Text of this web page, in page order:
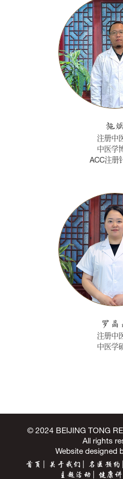
施
注册中
中医学
ACC注册
罗晶
注册中
中医学
© 2024 BEIJING TONG
All rights
Website designed
首页
关于我们 名医预约
主题活动
健康